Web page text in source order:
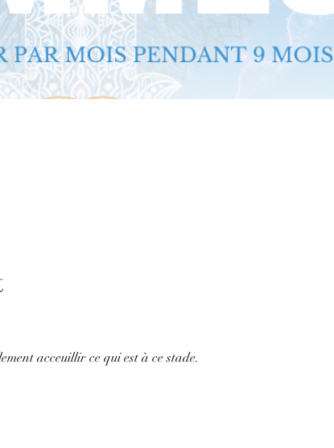
acceuillir ce qui est à ce stade.